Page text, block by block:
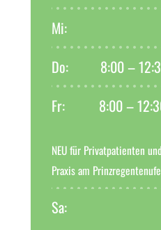
Mi:
Do:
8:00 –
Fr:
8:00 –
NEU für Privatpatienten
Praxis am
Sa: